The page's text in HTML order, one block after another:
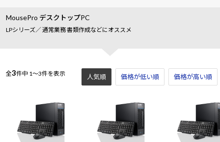
MousePro デスクトップPC
LPシリーズ／ 通常業務 書類作成などにオススメ
全3件中 1～3件を表示 人気順 価格が低い順 価格が高い順